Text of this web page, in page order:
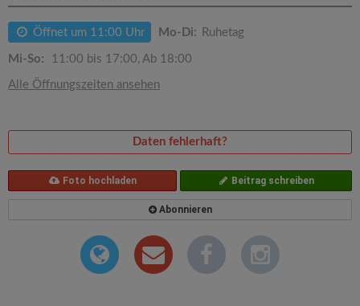
Öffnet um 11:00 Uhr Mo-Di: Ruhetag
Mi-So: 11:00 bis 17:00, Ab 18:00
Alle Öffnungszeiten ansehen
Daten fehlerhaft?
Foto hochladen Beitrag schreiben
Abonnieren
a
t
n